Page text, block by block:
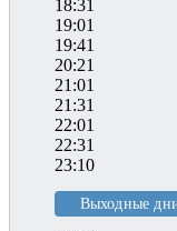
18:31
19:01
19:41
20:21
21:01
21:31
22:01
22:31
23:10
Выходные